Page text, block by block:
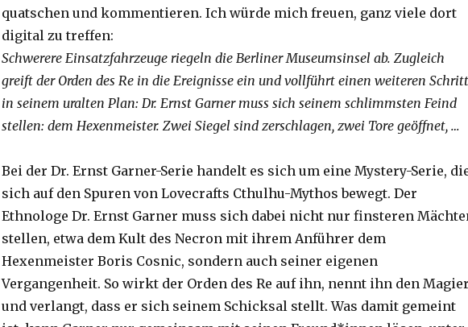
quatschen und kommentieren. Ich würde mich freuen, ganz viele dort
digital zu treffen:
Schwerere Einsatzfahrzeuge riegeln die Berliner Museumsinsel ab. Zugleich
greift der Orden des Re in die Ereignisse ein und vollführt einen weiteren Schritt
in seinem uralten Plan: Dr. Ernst Garner muss sich seinem schlimmsten Feind
stellen: dem Hexenmeister. Zwei Siegel sind zerschlagen, zwei Tore geöffnet, …
Bei der Dr. Ernst Garner-Serie handelt es sich um eine Mystery-Serie,
sich auf den Spuren von Lovecrafts Cthulhu-Mythos bewegt. Der
Ethnologe Dr. Ernst Garner muss sich dabei nicht nur finsteren
stellen, etwa dem Kult des Necron mit ihrem Anführer dem
Hexenmeister Boris Cosnic, sondern auch seiner eigenen
Vergangenheit. So wirkt der Orden des Re auf ihn, nennt ihn den
und verlangt, dass er sich seinem Schicksal stellt. Was damit gemeint